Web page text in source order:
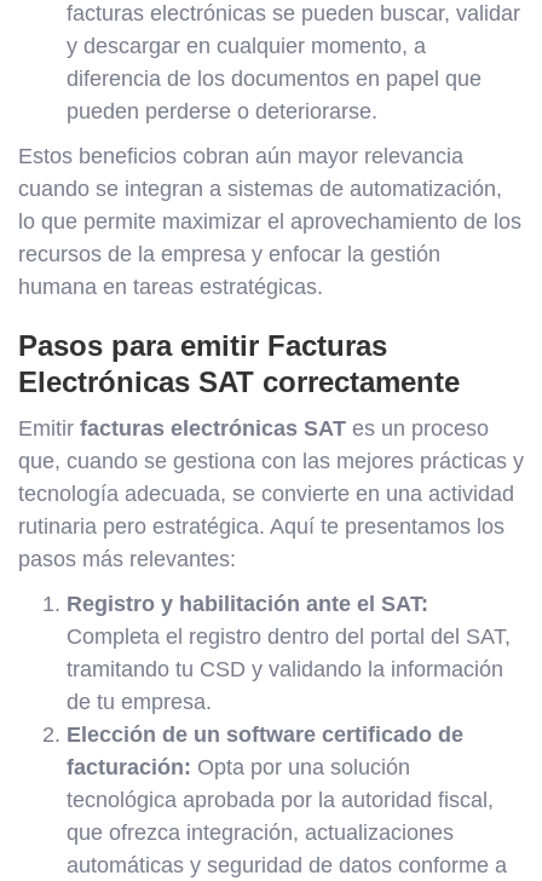
facturas electrónicas se pueden buscar, validar
y descargar en cualquier momento, a
diferencia de los documentos en papel que
pueden perderse o deteriorarse.
Estos beneficios cobran aún mayor relevancia
cuando se integran a sistemas de automatización,
lo que permite maximizar el aprovechamiento de los
recursos de la empresa y enfocar la gestión
humana en tareas estratégicas.
Pasos para emitir Facturas
Electrónicas SAT correctamente
Emitir facturas electrónicas SAT es un proceso
que, cuando se gestiona con las mejores prácticas y
tecnología adecuada, se convierte en una actividad
rutinaria pero estratégica. Aquí te presentamos los
pasos más relevantes:
Registro y habilitación ante el SAT:
Completa el registro dentro del portal del SAT,
tramitando tu CSD y validando la información
de tu empresa.
Elección de un software certificado de
facturación: Opta por una solución
tecnológica aprobada por la autoridad fiscal,
que ofrezca integración, actualizaciones
automáticas y seguridad de datos conforme a